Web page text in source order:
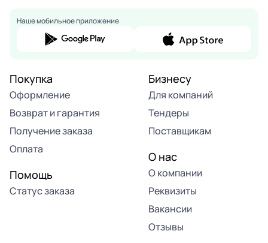
Наше мобильное приложение
Покупка
Оформление
Возврат и гарантия
Получение заказа
Оплата
Помощь
Статус заказа
Бизнесу
Для компаний
Тендеры
Поставщикам
О нас
О компании
Реквизиты
Вакансии
Отзывы